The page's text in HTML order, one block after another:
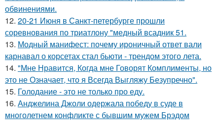
обвинениями.
12. 20-21 Июня в Санкт-петербурге прошли
соревнования по триатлону "медный всадник 51.
13. Модный манифест: почему ироничный ответ вали
карнавал о корсетах стал бьюти - трендом этого лета.
14. "Мне Нравится, Когда мне Говорят Комплименты, но
это не Означает, что я Всегда Выгляжу Безупречно".
15. Голодание - это не только про еду.
16. Анджелина Джоли одержала победу в суде в
многолетнем конфликте с бывшим мужем Брэдом